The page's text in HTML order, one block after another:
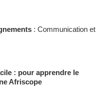
: Communication et
Afriscope